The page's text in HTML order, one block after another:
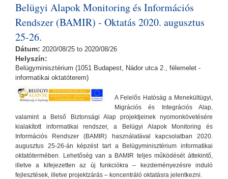
Belügyi Alapok Monitoring és Információs
Rendszer (BAMIR) - Oktatás 2020. augusztus
25-26.
Dátum: 2020/08/25 to 2020/08/26
Helyszín:
Belügyminisztérium (1051 Budapest, Nádor utca 2., félemelet -
informatikai oktatóterem)
A Felelős Hatóság a Menekültügyi,
Migrációs és Integrációs Alap,
valamint a Belső Biztonsági Alap projektjeinek nyomonkövetésére
kialakított informatikai rendszer, a Belügyi Alapok Monitoring és
Információs Rendszer (BAMIR) használatával kapcsolatban 2020.
augusztus 25-26-án képzést tart a Belügyminisztérium informatikai
oktatótermében. Lehetőség van a BAMIR teljes működését áttekintő,
illetve a kifejezetten az új funkciókra – kezdeményezésre induló
fejlesztések, illetve projektzárás – koncentráló oktatásra jelentkezni.